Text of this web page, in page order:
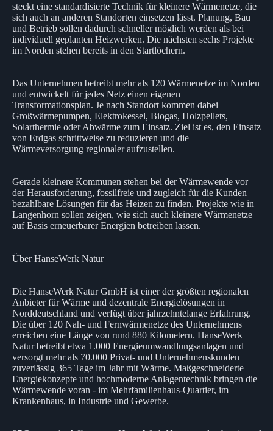
steckt eine standardisierte Technik für kleinere Wärmenetze, die
sich auch an anderen Standorten einsetzen lässt. Planung, Bau
und Betrieb sollen dadurch schneller möglich werden als bei
individuell geplanten Heizwerken. Die nächsten sechs Projekte
im Norden stehen bereits in den Startlöchern.
Das Unternehmen betreibt mehr als 120 Wärmenetze im Norden
und entwickelt für jedes Netz einen eigenen
Transformationsplan. Je nach Standort kommen dabei
Großwärmepumpen, Elektrokessel, Biogas, Holzpellets,
Solarthermie oder Abwärme zum Einsatz. Ziel ist es, den Einsatz
von Erdgas schrittweise zu reduzieren und die
Wärmeversorgung regionaler aufzustellen.
Gerade kleinere Kommunen stehen bei der Wärmewende vor
der Herausforderung, fossilfreie und zugleich für die Kunden
bezahlbare Lösungen für das Heizen zu finden. Projekte wie in
Langenhorn sollen zeigen, wie sich auch kleinere Wärmenetze
auf Basis erneuerbarer Energien betreiben lassen.
Über HanseWerk Natur
Die HanseWerk Natur GmbH ist einer der größten regionalen
Anbieter für Wärme und dezentrale Energielösungen in
Norddeutschland und verfügt über jahrzehntelange Erfahrung.
Die über 120 Nah- und Fernwärmenetze des Unternehmens
erreichen eine Länge von rund 880 Kilometern. HanseWerk
Natur betreibt etwa 1.000 Energieumwandlungsanlagen und
versorgt mehr als 70.000 Privat- und Unternehmenskunden
zuverlässig 365 Tage im Jahr mit Wärme. Maßgeschneiderte
Energiekonzepte und hochmoderne Anlagentechnik bringen die
Wärmewende voran - im Mehrfamilienhaus-Quartier, im
Krankenhaus, in Industrie und Gewerbe.